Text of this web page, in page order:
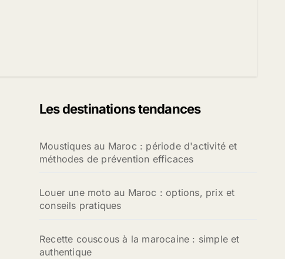
Les destinations tendances
Moustiques au Maroc : période d'activité et
méthodes de prévention efficaces
Louer une moto au Maroc : options, prix et
conseils pratiques
Recette couscous à la marocaine : simple et
authentique